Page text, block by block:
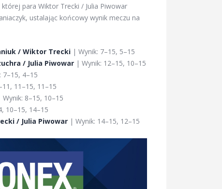
para Wiktor Trecki / Julia Piwowar
ustalając końcowy wynik meczu na
/ Wiktor Trecki | Wynik: 7–15, 5–15
/ Julia Piwowar | Wynik: 12–15, 10–15
7–15, 4–15
11–15, 11–15
Wynik: 8–15, 10–15
10–15, 14–15
/ Julia Piwowar | Wynik: 14–15, 12–15